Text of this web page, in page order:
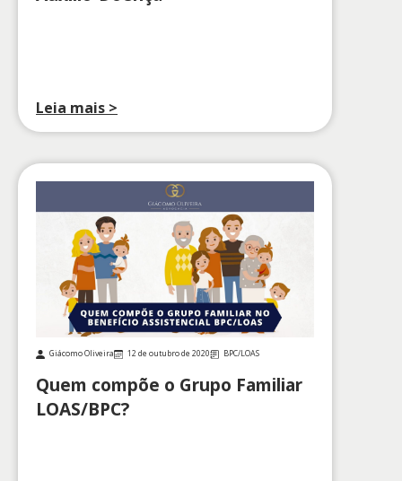
Leia mais >
Giácomo Oliveira 12 de outubro de 2020 BPC/LOAS
Quem compõe o Grupo Familiar
LOAS/BPC?